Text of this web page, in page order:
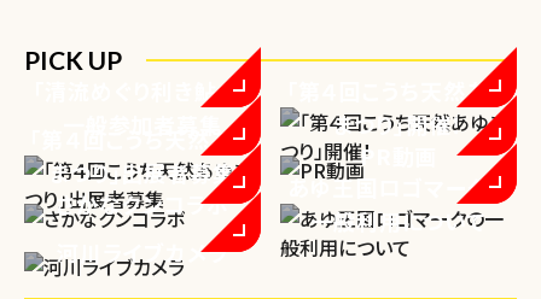
PICK UP
「清流めぐり利き鮎会」
「第４回こうち天然あゆ
まつり」開催！
「第４回こうち天然あゆ
まつり」出展者募集
PR動画
さかなクンコラボ
あゆ王国ロゴマークの
一般利用について
河川ライブカメラ